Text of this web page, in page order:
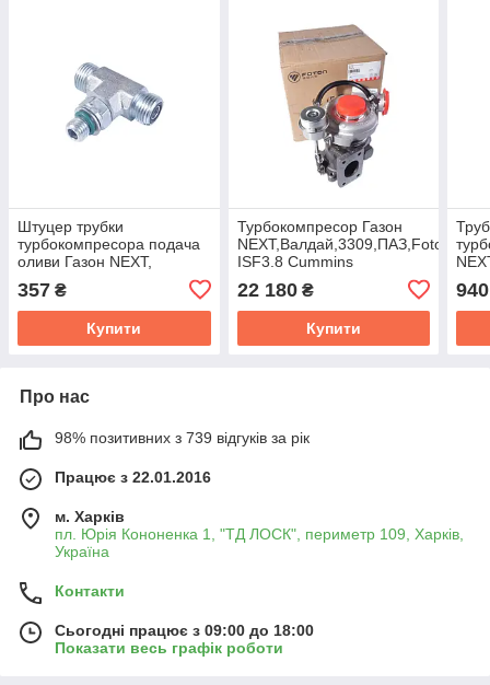
Штуцер трубки
турбокомпресора подача
оливи Газон NEXT,
ISF 3.8 Cummins
Investmen 5269713
357 ₴
Купити
Турбокомпресор Газон
NEXT,Валдай,3309,ПАЗ,Foton
ISF3.8 Cummins
22 180₴
Купити
940
Про нас
98% позитивних з 739 відгуків за рік
Працює з 22.01.2016
м. Харків
пл. Юрія Кононенка 1, "ТД ЛОСК", периметр 109, Харків,
Україна
Контакти
Сьогодні працює з 09:00 до 18:00
Показати весь графік роботи